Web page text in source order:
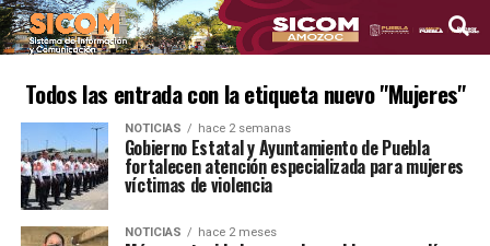
Todos las entrada con la etiqueta nuevo "Mujeres"
NOTICIAS hace 2 semanas
Gobierno Estatal y Ayuntamiento de Puebla
fortalecen atención especializada para mujeres
víctimas de violencia
NOTICIAS hace 2 meses